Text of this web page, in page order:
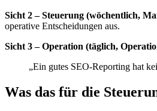
Sicht 2 – Steuerung (wöchentlich,
operative Entscheidungen aus.
Sicht 3 – Operation (täglich,
„Ein gutes SEO-Reporting hat
Was das für die